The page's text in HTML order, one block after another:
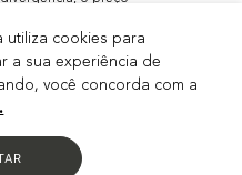
utiliza cookies para
a sua experiência de
você concorda com a
de compras.
acumulativas, serão aplicadas
pedido.
ainda que o produto possua
não estarão inclusas.